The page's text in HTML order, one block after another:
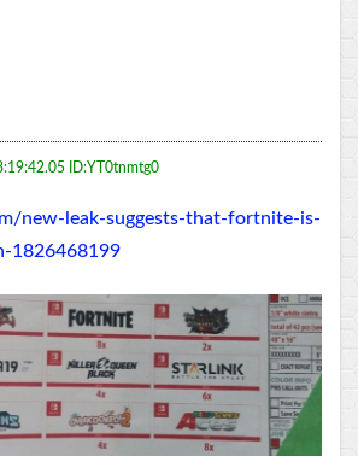
ID:YT0tnmtg0
new-leak-suggests-that-fortnite-is-
1826468199